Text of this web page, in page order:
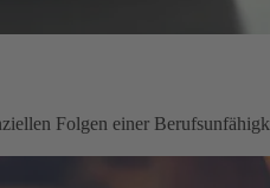
Folgen einer